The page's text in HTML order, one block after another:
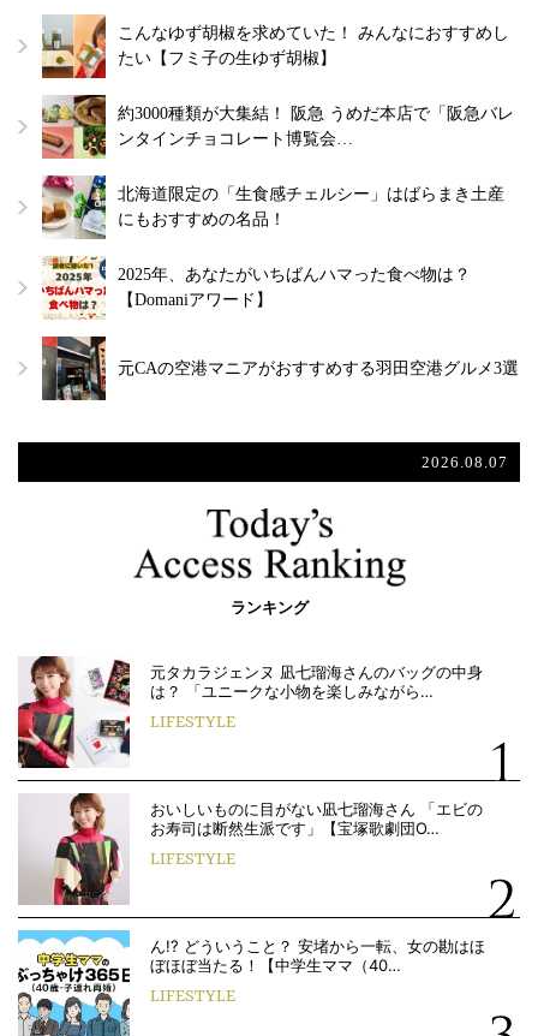
こんなゆず胡椒を求めていた！ みんなにおすすめし
たい【フミ子の生ゆず胡椒】
約3000種類が大集結！ 阪急 うめだ本店で「阪急バレ
ンタインチョコレート博覧会…
北海道限定の「生食感チェルシー」はばらまき土産
にもおすすめの名品！
2025年、あなたがいちばんハマった食べ物は？
【Domaniアワード】
元CAの空港マニアがおすすめする羽田空港グルメ3選
2026.08.07
ランキング
元タカラジェンヌ 凪七瑠海さんのバッグの中身
は？ 「ユニークな小物を楽しみながら…
LIFESTYLE
おいしいものに目がない凪七瑠海さん 「エビの
お寿司は断然生派です」【宝塚歌劇団O…
LIFESTYLE
ん!? どういうこと？ 安堵から一転、女の勘はほ
ぼほぼ当たる！【中学生ママ（40…
LIFESTYLE